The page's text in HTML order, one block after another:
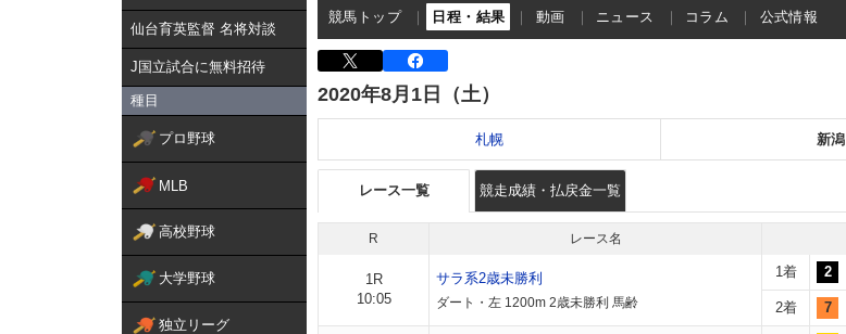
仙台育英監督 名将対談
J国立試合に無料招待
種目
プロ野球
MLB
高校野球
大学野球
独立リーグ
競馬トップ 日程・結果 動画 ニュース コラム 公式情報
2020年8月1日（土）
札幌 新潟
レース一覧 競走成績・払戻金一覧
R レース名
1R
10:05
サラ系2歳未勝利
ダート・左 1200m 2歳未勝利 馬齢
1着 2
2着 7